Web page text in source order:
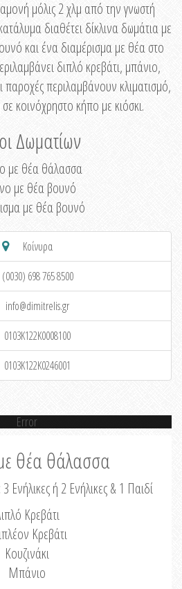
μόλις 2 χλμ από την γνωστή
διαθέτει δίκλινα δωμάτια με
και ένα διαμέρισμα με θέα στο
διπλό κρεβάτι, μπάνιο,
παροχές περιλαμβάνουν κλιματισμό,
κοινόχρηστο κήπο με κιόσκι.
Δωματίων
με θέα θάλασσα
με θέα βουνό
με θέα βουνό
Κοίνυρα
(0030) 698 765 8500
info@dimitrelis.gr
0103K122K0008100
0103K122K0246001
Error
θέα θάλασσα
Ενήλικες ή 2 Ενήλικες & 1 Παιδί
Κρεβάτι
Κρεβάτι
Κουζινάκι
Μπάνιο